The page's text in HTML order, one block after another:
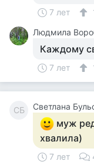
7 лет
Людмила
Каждому
7 лет
СБ Светлана
муж
хвалила)
7 лет